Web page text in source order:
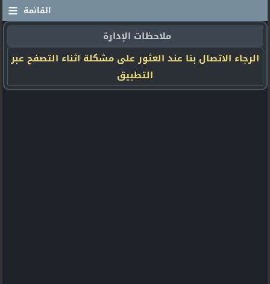
≡ القائمة
ملاحظات الإدارة
الرجاء الاتصال بنا عند العثور على مشكلة اثناء التصفح عبر
التطبيق